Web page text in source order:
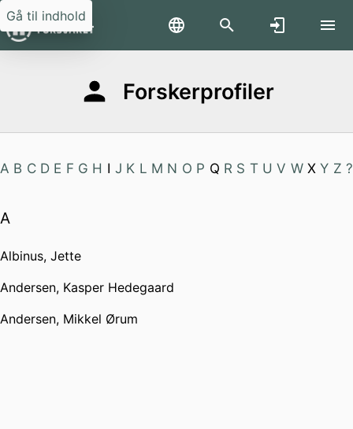
Gå til indhold
Forskerprofiler
A B C D E F G H I J K L M N O P Q R S T U V W X Y Z ?
A
Albinus, Jette
Andersen, Kasper Hedegaard
Andersen, Mikkel Ørum